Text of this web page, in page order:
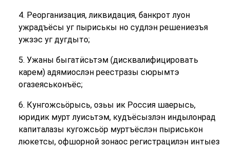
4. Реорганизация, ликвидация, банкрот луон
ужрадъёсы уг пыриськы но судлэн решениезъя
ужзэс уг дугдыто;
5. Ужаны быгатӥсьтэм (дисквалифицировать
карем) адямиослэн реестразы сюрымтэ
огазеяськонъёс;
6. Кунгожсьӧрысь, озьы ик Россия шаерысь,
юридик мурт луисьтэм, кудъёсызлэн индылонрад
капиталазы кугожсьӧр муртъёслэн пыриськон
люкетсы, офшорной зонаос регистрацилэн интыез